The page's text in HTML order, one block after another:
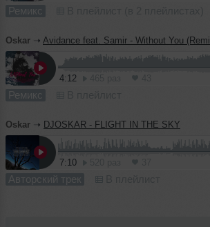
Ремикс
Oskar ➝ Avidance feat. Samir - Without You (Remix Radio Edit DJ OSKAR & DJ KARIMOV)
4:12
Ремикс
Oskar ➝ DJOSKAR - FLIGHT IN THE SKY
7:10
Авторский трек